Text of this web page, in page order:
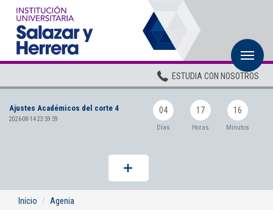
ESTUDIA CON NOSOTROS
Ajustes Académicos del corte 4
2026-08-14 23:59:59
04
Días
17
Horas
16
Minutos
Inicio Agenia
Pregrados
Planta Docente
ADMISIONES